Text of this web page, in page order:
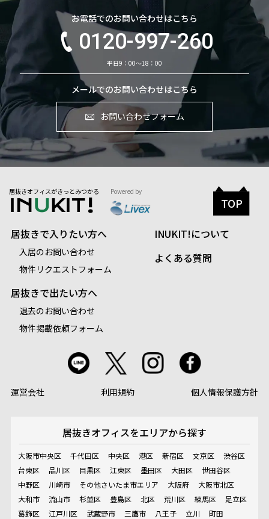
お電話でのお問い合わせはこちら
0120-997-260
平日9：00～18：00
メールでのお問い合わせはこちら
お問い合わせフォーム
居抜きオフィスがきっとみつかる Powered by
居抜きで入りたい方へ
入居のお問い合わせ
物件リクエストフォーム
居抜きで出たい方へ
退去のお問い合わせ
物件掲載依頼フォーム
INUKIT!について
よくある質問
運営会社 利用規約 個人情報保護方針
居抜きオフィスをエリアから探す
大阪市中央区 千代田区 中央区 港区 新宿区 文京区
渋谷区
台東区
品川区 目黒区 江東区 墨田区 大田区
世田谷区
中野区
川崎市 その他さいたま市エリア 大阪府
大阪市北区
大和市
流山市 杉並区 豊島区 北区 荒川区 練馬区
足立区
葛飾区
江戸川区 武蔵野市 三鷹市 八王子 立川
町田
TOP